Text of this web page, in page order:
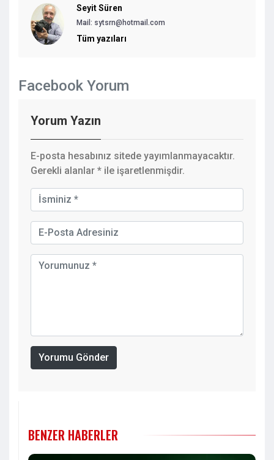
Seyit Süren
Mail: sytsrn@hotmail.com
Tüm yazıları
Facebook Yorum
Yorum Yazın
E-posta hesabınız sitede yayımlanmayacaktır.
Gerekli alanlar * ile işaretlenmişdir.
Yorumu Gönder
BENZER HABERLER